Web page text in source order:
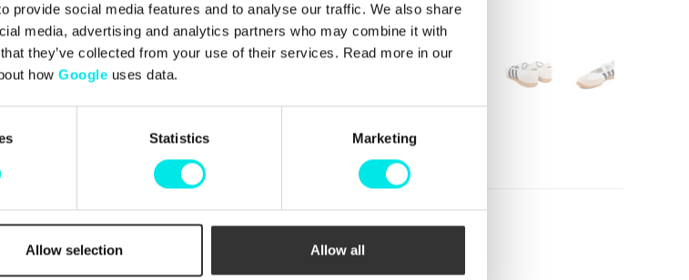
provide social media features and to analyse our traffic. We also share
media, advertising and analytics partners who may combine it with
they’ve collected from your use of their services. Read more in our
how Google uses data.
Statistics Marketing
Allow selection Allow all
besökta produkter (rensa)